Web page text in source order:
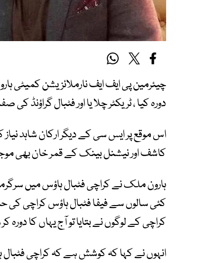
چیئرمین پی ایف ایف نارملائزیشن کمیٹی
دورہ کیا ، ٹریکٹر چلا یا اور فٹبال گراؤنڈ
اس موقع پر ایس سی کے دیگر ارکان شاہد نیاز
کاشف اور نیشنل بینک کے قمر خان بھی
ہارون ملک نے کراچی فٹبال ہاؤس میں
کئی سالوں سے فیفا فٹبال ہاؤس کراچی کی
کراچی کے لوگوں نے بتایا تو آج یہاں کا دورہ
انہوں نے کہا کہ کوشش ہے کہ کراچی